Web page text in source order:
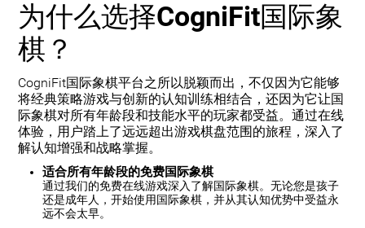
为什么选择CogniFit国际象
棋？
CogniFit国际象棋平台之所以脱颖而出，不仅因为它能够
将经典策略游戏与创新的认知训练相结合，还因为它让国
际象棋对所有年龄段和技能水平的玩家都受益。通过在线
体验，用户踏上了远远超出游戏棋盘范围的旅程，深入了
解认知增强和战略掌握。
适合所有年龄段的免费国际象棋
通过我们的免费在线游戏深入了解国际象棋。无论您是孩子
还是成年人，开始使用国际象棋，并从其认知优势中受益永
远不会太早。